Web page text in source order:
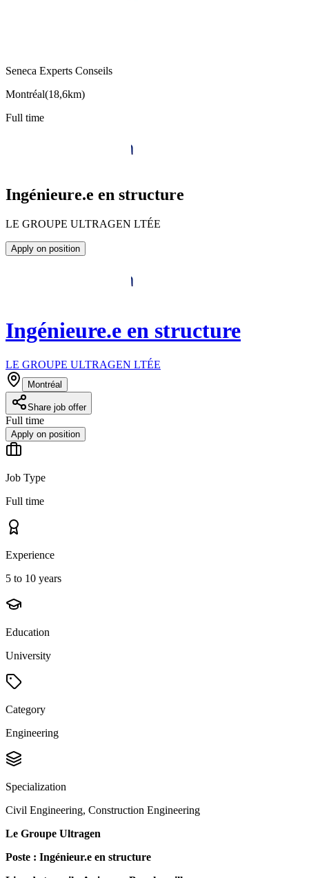
Seneca Experts Conseils
Montréal(18,6km)
Full time
Ingénieure.e en structure
LE GROUPE ULTRAGEN LTÉE
Apply on position
Ingénieure.e en structure
LE GROUPE ULTRAGEN LTÉE
Montréal
Share job offer
Full time
Apply on position
Job Type
Full time
Experience
5 to 10 years
Education
University
Category
Engineering
Specialization
Civil Engineering, Construction Engineering
Le Groupe Ultragen
Poste : Ingénieur.e en structure